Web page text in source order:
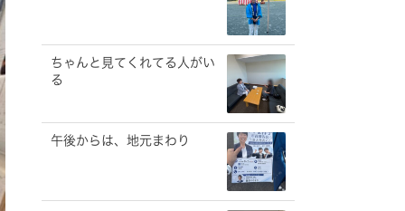
ちゃんと見てくれてる人がい
る
午後からは、地元まわり